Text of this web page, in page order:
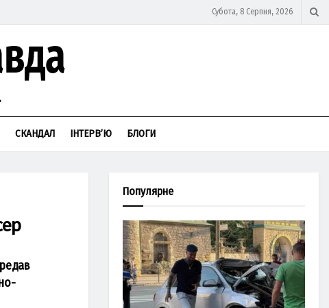
Субота, 8 Серпня, 2026
СКАНДАЛ ІНТЕРВ’Ю БЛОГИ
Популярне